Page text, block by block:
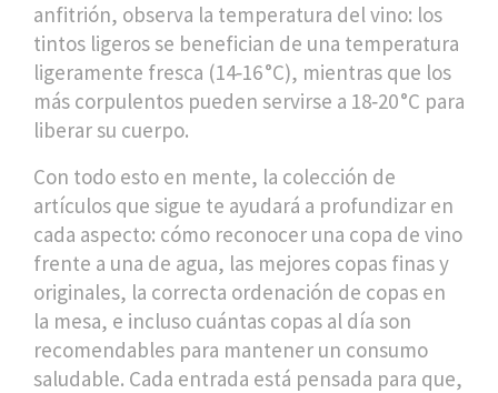
anfitrión, observa la temperatura del vino: los
tintos ligeros se benefician de una temperatura
ligeramente fresca (14‑16 °C), mientras que los
más corpulentos pueden servirse a 18‑20 °C para
liberar su cuerpo.
Con todo esto en mente, la colección de
artículos que sigue te ayudará a profundizar en
cada aspecto: cómo reconocer una copa de vino
frente a una de agua, las mejores copas finas y
originales, la correcta ordenación de copas en
la mesa, e incluso cuántas copas al día son
recomendables para mantener un consumo
saludable. Cada entrada está pensada para que,